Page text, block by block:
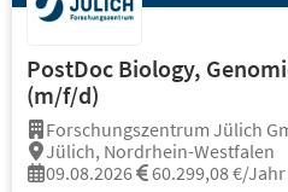
PostDoc Biology,
(m/f/d)
Forschungszentrum Jülich
Jülich, Nordrhein-Westfalen
09.08.2026
60.299,08 €/